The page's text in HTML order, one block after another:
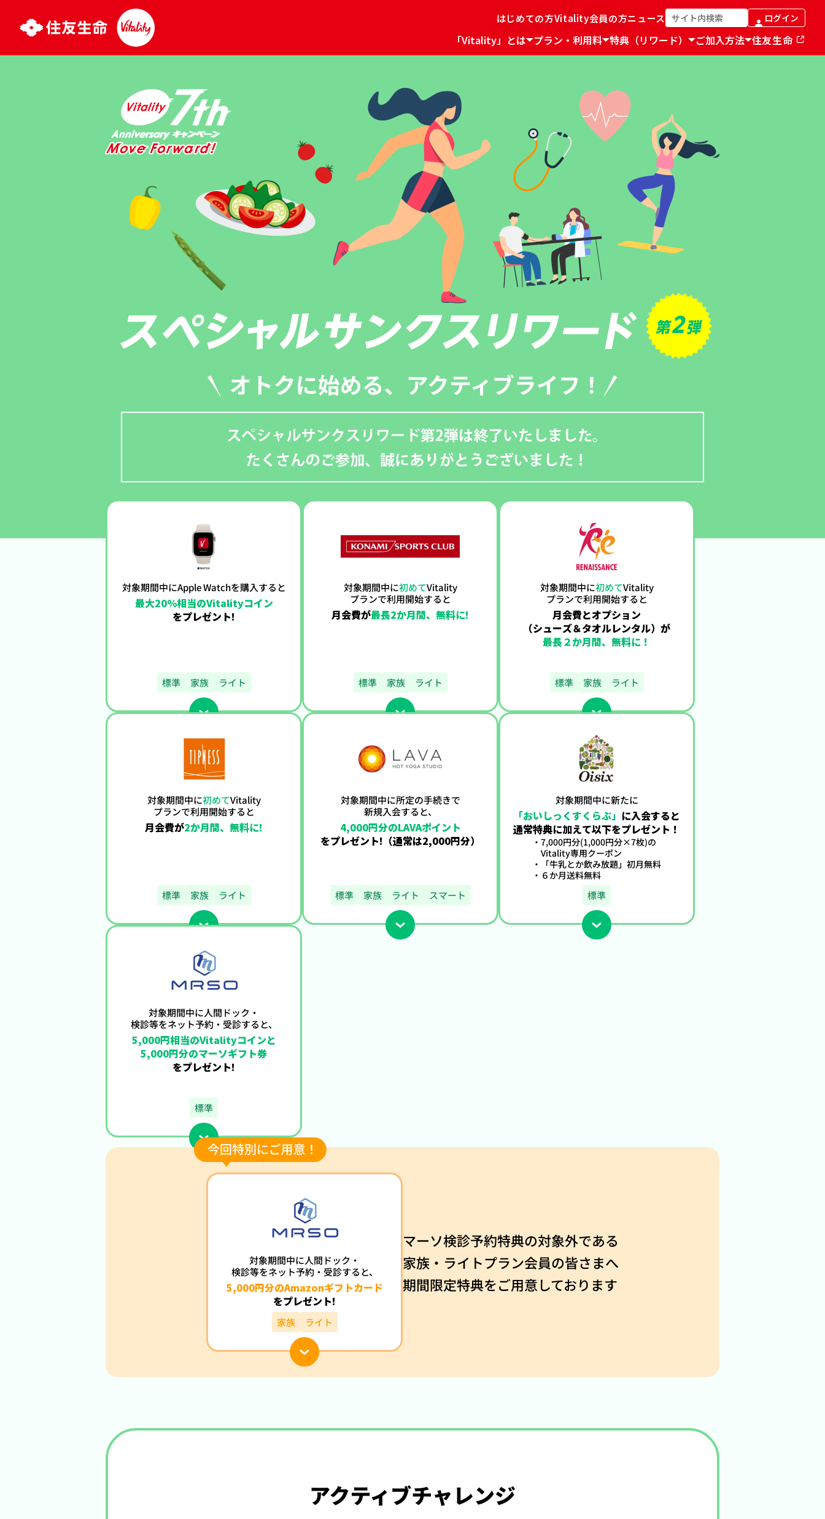
はじめての方Vitality会員の方ニュース ログイン
「Vitality」とは プラン・利用料 特典（リワード） ご加入方法 住友生命
対象期間中にApple Watchを購入すると
最大20％相当のVitalityコイン
をプレゼント!
標準 家族 ライト
対象期間中に初めてVitality
プランで利用開始すると
月会費が最長2か月間、無料に!
標準 家族 ライト
対象期間中に初めてVitality
プランで利用開始すると
月会費とオプション
（シューズ＆タオルレンタル）が
最長２か月間、無料に！
標準 家族 ライト
対象期間中に初めてVitality
プランで利用開始すると
月会費が2か月間、無料に!
標準 家族 ライト
対象期間中に所定の手続きで
新規入会すると、
4,000円分のLAVAポイント
をプレゼント! （通常は2,000円分）
標準 家族 ライト スマート
対象期間中に新たに
「おいしっくすくらぶ」 に入会すると
通常特典に加えて以下をプレゼント！
・7,000円分(1,000円分×7枚)の
Vitality専用クーポン
・「牛乳とか飲み放題」初月無料
・６か月送料無料
標準
対象期間中に人間ドック・
検診等をネット予約・ 受診すると、
5,000円相当のVitalityコインと
5,000円分のマーソギフト券
をプレゼント!
標準
対象期間中に人間ドック・
検診等をネット予約・ 受診すると、
5,000円分のAmazonギフトカード
をプレゼント!
家族 ライト
マーソ検診予約特典の対象外である
家族・ライトプラン会員の皆さまへ
期間限定特典をご用意しております